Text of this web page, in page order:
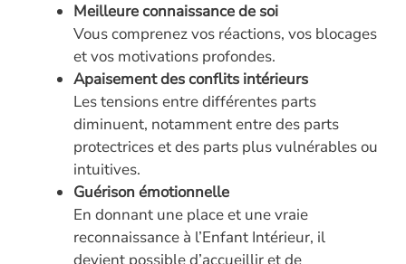
Meilleure connaissance de soi
Vous comprenez vos réactions, vos blocages
et vos motivations profondes.
Apaisement des conflits intérieurs
Les tensions entre différentes parts
diminuent, notamment entre des parts
protectrices et des parts plus vulnérables ou
intuitives.
Guérison émotionnelle
En donnant une place et une vraie
reconnaissance à l’Enfant Intérieur, il